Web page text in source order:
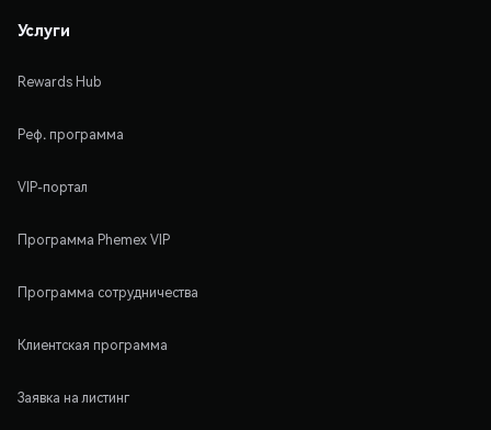
Услуги
Rewards Hub
Реф. программа
VIP-портал
Программа Phemex VIP
Программа сотрудничества
Клиентская программа
Заявка на листинг